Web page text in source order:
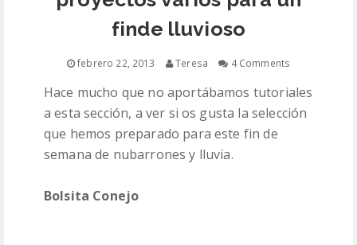
TIENDA ONLINE
PATRONES
LANAS
finde lluvioso
febrero 22, 2013 Teresa 4 Comments
Hace mucho que no aportábamos tutoriales
a esta sección, a ver si os gusta la selección
que hemos preparado para este fin de
semana de nubarrones y lluvia.
Bolsita Conejo